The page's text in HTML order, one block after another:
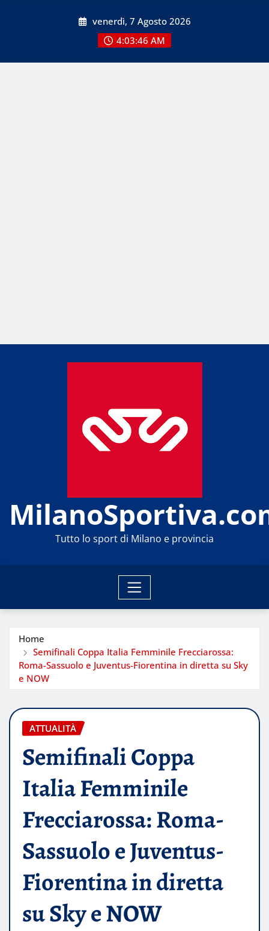
venerdì, 7 Agosto 2026
4:03:48 AM
Tutto lo sport di Milano e provincia
Home
Semifinali Coppa Italia Femminile Frecciarossa:
Roma-Sassuolo e Juventus-Fiorentina in diretta su Sky
e NOW
ATTUALITÀ
Semifinali Coppa
Italia Femminile
Frecciarossa: Roma-
Sassuolo e Juventus-
Fiorentina in diretta
su Sky e NOW